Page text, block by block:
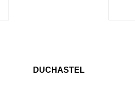
DUCHASTEL